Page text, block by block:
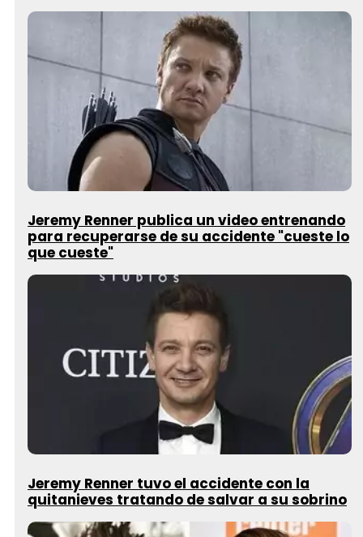
Jeremy Renner publica un video entrenando
para recuperarse de su accidente "cueste lo
que cueste"
Jeremy Renner tuvo el accidente con la
quitanieves tratando de salvar a su sobrino